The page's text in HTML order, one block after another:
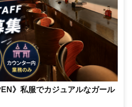
》私服でカジュアルなガール